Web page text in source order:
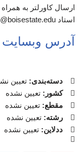
ارسال کاورلتر به
استاد erinmannen@boisestate.edu
آدرس وبسایت
دسته‌بندی: تعیین
کشور: تعیین نشده
مقطع: تعیین نشده
رشته: تعیین نشده
ددلاین: تعیین نشده